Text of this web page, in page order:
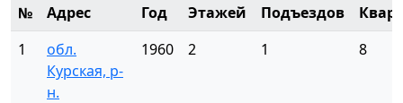
№ Адрес Год Этажей Подъездов
1
обл.
Курская, р-
н.
1960 2 1 8